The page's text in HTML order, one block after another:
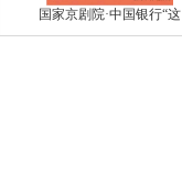
国家京剧院·中国银行“这